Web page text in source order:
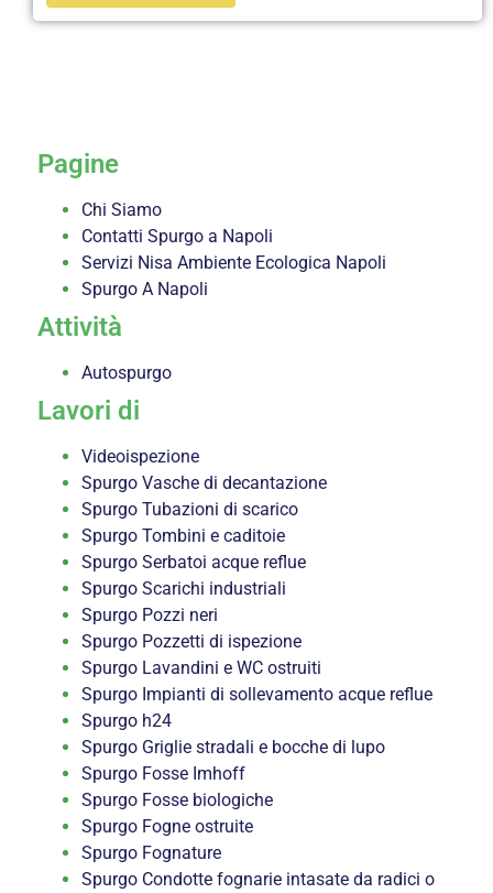
Pagine
Chi Siamo
Contatti Spurgo a Napoli
Servizi Nisa Ambiente Ecologica Napoli
Spurgo A Napoli
Attività
Autospurgo
Lavori di
Videoispezione
Spurgo Vasche di decantazione
Spurgo Tubazioni di scarico
Spurgo Tombini e caditoie
Spurgo Serbatoi acque reflue
Spurgo Scarichi industriali
Spurgo Pozzi neri
Spurgo Pozzetti di ispezione
Spurgo Lavandini e WC ostruiti
Spurgo Impianti di sollevamento acque reflue
Spurgo h24
Spurgo Griglie stradali e bocche di lupo
Spurgo Fosse Imhoff
Spurgo Fosse biologiche
Spurgo Fogne ostruite
Spurgo Fognature
Spurgo Condotte fognarie intasate da radici o